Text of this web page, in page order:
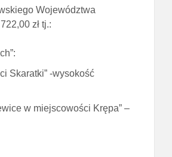
Województwa
zł tj.:
Skaratki” -wysokość
w miejscowości Krępa” –